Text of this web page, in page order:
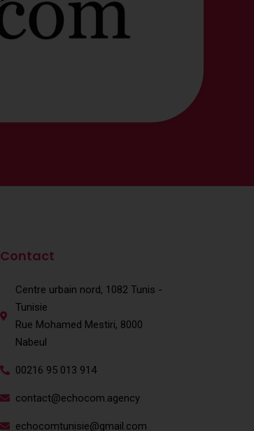
Contact
Centre urbain nord, 1082 Tunis -
Tunisie
Rue Mohamed Mestiri, 8000
Nabeul
00216 95 013 914
contact@echocom.agency
echocomtunisie@gmail.com